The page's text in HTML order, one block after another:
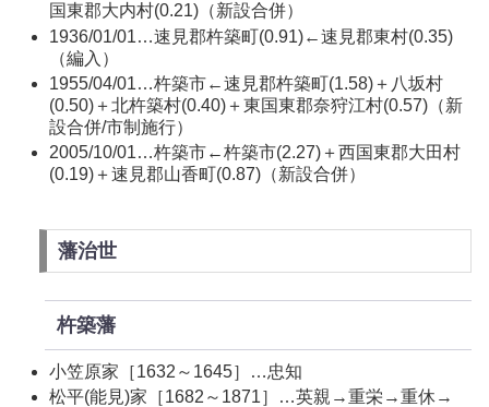
国東郡大内村(0.21)（新設合併）
1936/01/01…速見郡杵築町(0.91)←速見郡東村(0.35)
（編入）
1955/04/01…杵築市←速見郡杵築町(1.58)＋八坂村
(0.50)＋北杵築村(0.40)＋東国東郡奈狩江村(0.57)（新
設合併/市制施行）
2005/10/01…杵築市←杵築市(2.27)＋西国東郡大田村
(0.19)＋速見郡山香町(0.87)（新設合併）
藩治世
杵築藩
小笠原家［1632～1645］…忠知
松平(能見)家［1682～1871］…英親→重栄→重休→